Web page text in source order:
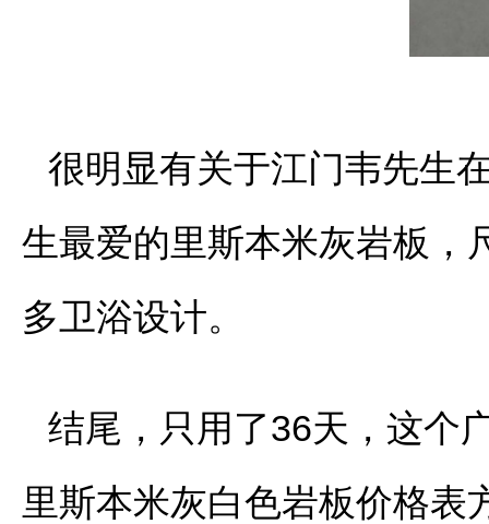
很明显有关于江门韦先生
生最爱的里斯本米灰岩板，
多卫浴设计。
结尾，只用了36天，这个
里斯本米灰白色岩板价格表